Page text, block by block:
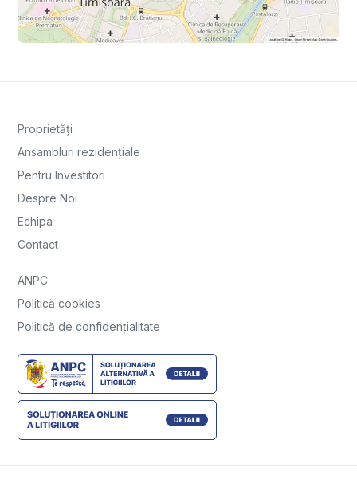
Proprietăți
Ansambluri rezidențiale
Pentru Investitori
Despre Noi
Echipa
Contact
ANPC
Politică cookies
Politică de confidențialitate